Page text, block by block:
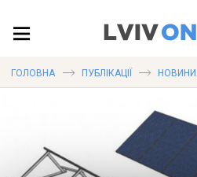
ГОЛОВНА ПУБЛІКАЦІЇ